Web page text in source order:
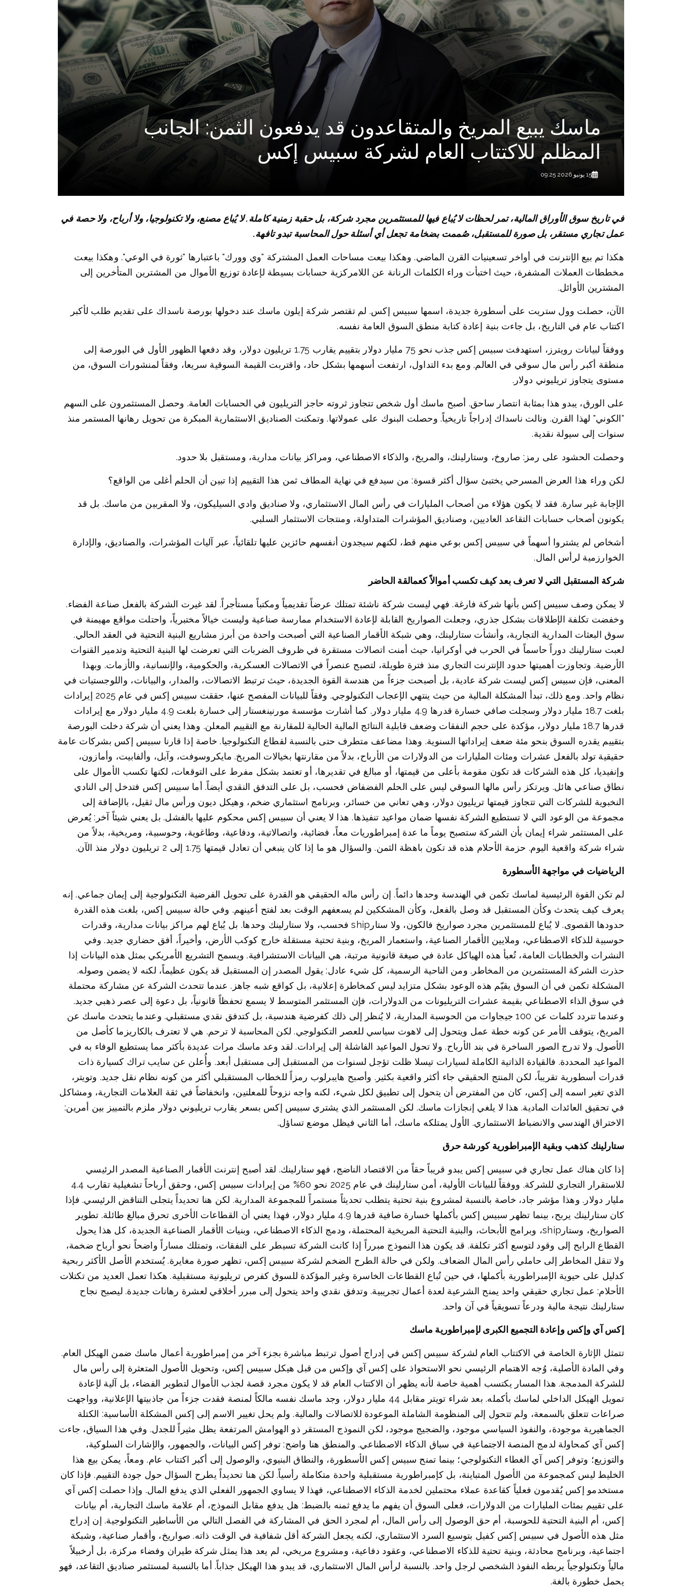
ماسك يبيع المريخ والمتقاعدون قد يدفعون الثمن: الجانب
المظلم للاكتتاب العام لشركة سبيس إكس
15 يونيو 2026 09:25
في تاريخ سوق الأوراق المالية، تمر لحظات لا يُباع فيها للمستثمرين مجرد شركة، بل حقبة زمنية كاملة. لا يُباع مصنع، ولا تكنولوجيا، ولا أرباح، ولا حصة في
عمل تجاري مستقر، بل صورة للمستقبل، صُممت بضخامة تجعل أي أسئلة حول المحاسبة تبدو تافهة.
هكذا تم بيع الإنترنت في أواخر تسعينيات القرن الماضي. وهكذا بيعت مساحات العمل المشتركة "وي وورك" باعتبارها "ثورة في الوعي". وهكذا بيعت
مخططات العملات المشفرة، حيث اختبأت وراء الكلمات الرنانة عن اللامركزية حسابات بسيطة لإعادة توزيع الأموال من المشترين المتأخرين إلى
المشترين الأوائل.
الآن، حصلت وول ستريت على أسطورة جديدة، اسمها سبيس إكس. لم تقتصر شركة إيلون ماسك عند دخولها بورصة ناسداك على تقديم طلب لأكبر
اكتتاب عام في التاريخ، بل جاءت بنية إعادة كتابة منطق السوق العامة نفسه.
ووفقاً لبيانات رويترز، استهدفت سبيس إكس جذب نحو 75 مليار دولار بتقييم يقارب 1.75 تريليون دولار، وقد دفعها الظهور الأول في البورصة إلى
منطقة أكبر رأس مال سوقي في العالم. ومع بدء التداول، ارتفعت أسهمها بشكل حاد، واقتربت القيمة السوقية سريعا، وفقاً لمنشورات السوق، من
مستوى يتجاوز تريليوني دولار.
على الورق، يبدو هذا بمثابة انتصار ساحق. أصبح ماسك أول شخص تتجاوز ثروته حاجز التريليون في الحسابات العامة. وحصل المستثمرون على السهم
"الكوني" لهذا القرن. ونالت ناسداك إدراجاً تاريخياً. وحصلت البنوك على عمولاتها. وتمكنت الصناديق الاستثمارية المبكرة من تحويل رهانها المستمر منذ
سنوات إلى سيولة نقدية.
وحصلت الحشود على رمز: صاروخ، وستارلينك، والمريخ، والذكاء الاصطناعي، ومراكز بيانات مدارية، ومستقبل بلا حدود.
لكن وراء هذا العرض المسرحي يختبئ سؤال أكثر قسوة: من سيدفع في نهاية المطاف ثمن هذا التقييم إذا تبين أن الحلم أغلى من الواقع؟
الإجابة غير سارة. فقد لا يكون هؤلاء من أصحاب المليارات في رأس المال الاستثماري، ولا صناديق وادي السيليكون، ولا المقربين من ماسك. بل قد
يكونون أصحاب حسابات التقاعد العاديين، وصناديق المؤشرات المتداولة، ومنتجات الاستثمار السلبي.
أشخاص لم يشتروا أسهماً في سبيس إكس بوعي منهم قط، لكنهم سيجدون أنفسهم حائزين عليها تلقائياً، عبر آليات المؤشرات، والصناديق، والإدارة
الخوارزمية لرأس المال.
شركة المستقبل التي لا تعرف بعد كيف تكسب أموالاً كعمالقة الحاضر
لا يمكن وصف سبيس إكس بأنها شركة فارغة. فهي ليست شركة ناشئة تمتلك عرضاً تقديمياً ومكتباً مستأجراً. لقد غيرت الشركة بالفعل صناعة الفضاء.
وخفضت تكلفة الإطلاقات بشكل جذري، وجعلت الصواريخ القابلة لإعادة الاستخدام ممارسة صناعية وليست خيالاً مختبرياً، واحتلت مواقع مهيمنة في
سوق البعثات المدارية التجارية، وأنشأت ستارلينك، وهي شبكة الأقمار الصناعية التي أصبحت واحدة من أبرز مشاريع البنية التحتية في العقد الحالي.
لعبت ستارلينك دوراً حاسماً في الحرب في أوكرانيا، حيث أمنت اتصالات مستقرة في ظروف الضربات التي تعرضت لها البنية التحتية وتدمير القنوات
الأرضية. وتجاوزت أهميتها حدود الإنترنت التجاري منذ فترة طويلة، لتصبح عنصراً في الاتصالات العسكرية، والحكومية، والإنسانية، والأزمات. وبهذا
المعنى، فإن سبيس إكس ليست شركة عادية، بل أصبحت جزءاً من هندسة القوة الجديدة، حيث ترتبط الاتصالات، والمدار، والبيانات، واللوجستيات في
نظام واحد. ومع ذلك، تبدأ المشكلة المالية من حيث ينتهي الإعجاب التكنولوجي. وفقاً للبيانات المفصح عنها، حققت سبيس إكس في عام 2025 إيرادات
بلغت 18.7 مليار دولار وسجلت صافي خسارة قدرها 4.9 مليار دولار. كما أشارت مؤسسة مورنينغستار إلى خسارة بلغت 4.9 مليار دولار مع إيرادات
قدرها 18.7 مليار دولار، مؤكدة على حجم النفقات وضعف قابلية النتائج المالية الحالية للمقارنة مع التقييم المعلن. وهذا يعني أن شركة دخلت البورصة
بتقييم يقدره السوق بنحو مئة ضعف إيراداتها السنوية. وهذا مضاعف متطرف حتى بالنسبة لقطاع التكنولوجيا. خاصة إذا قارنا سبيس إكس بشركات عامة
حقيقية تولد بالفعل عشرات ومئات المليارات من الدولارات من الأرباح، بدلاً من مقارنتها بخيالات المريخ. مايكروسوفت، وآبل، وألفابيت، وأمازون،
وإنفيديا، كل هذه الشركات قد تكون مقومة بأعلى من قيمتها، أو مبالغ في تقديرها، أو تعتمد بشكل مفرط على التوقعات، لكنها تكسب الأموال على
نطاق صناعي هائل. ويرتكز رأس مالها السوقي ليس على الحلم الفضفاض فحسب، بل على التدفق النقدي أيضاً. أما سبيس إكس فتدخل إلى النادي
النخبوية للشركات التي تتجاوز قيمتها تريليون دولار، وهي تعاني من خسائر، وبرنامج استثماري ضخم، وهيكل ديون ورأس مال ثقيل، بالإضافة إلى
مجموعة من الوعود التي لا تستطيع الشركة نفسها ضمان مواعيد تنفيذها. هذا لا يعني أن سبيس إكس محكوم عليها بالفشل. بل يعني شيئاً آخر: يُعرض
على المستثمر شراء إيمان بأن الشركة ستصبح يوماً ما عدة إمبراطوريات معاً، فضائية، واتصالاتية، ودفاعية، وطاغوية، وحوسبية، ومريخية، بدلاً من
شراء شركة واقعية اليوم. حزمة الأحلام هذه قد تكون باهظة الثمن. والسؤال هو ما إذا كان ينبغي أن تعادل قيمتها 1.75 إلى 2 تريليون دولار منذ الآن.
الرياضيات في مواجهة الأسطورة
لم تكن القوة الرئيسية لماسك تكمن في الهندسة وحدها دائماً. إن رأس ماله الحقيقي هو القدرة على تحويل الفرضية التكنولوجية إلى إيمان جماعي. إنه
يعرف كيف يتحدث وكأن المستقبل قد وصل بالفعل، وكأن المشككين لم يسعفهم الوقت بعد لفتح أعينهم. وفي حالة سبيس إكس، بلغت هذه القدرة
حدودها القصوى. لا يُباع للمستثمرين مجرد صواريخ فالكون، ولا ستارship فحسب، ولا ستارلينك وحدها. بل يُباع لهم مراكز بيانات مدارية، وقدرات
حوسبية للذكاء الاصطناعي، وملايين الأقمار الصناعية، واستعمار المريخ، وبنية تحتية مستقلة خارج كوكب الأرض، وأخيراً، أفق حضاري جديد. وفي
النشرات والخطابات العامة، تُعبأ هذه الهياكل عادة في صيغة قانونية مرتبة، هي البيانات الاستشرافية. ويسمح التشريع الأمريكي بمثل هذه البيانات إذا
حذرت الشركة المستثمرين من المخاطر. ومن الناحية الرسمية، كل شيء عادل: يقول المصدر إن المستقبل قد يكون عظيماً، لكنه لا يضمن وصوله.
المشكلة تكمن في أن السوق يقيّم هذه الوعود بشكل متزايد ليس كمخاطرة إعلانية، بل كواقع شبه جاهز. عندما تتحدث الشركة عن مشاركة محتملة
في سوق الذاء الاصطناعي بقيمة عشرات التريليونات من الدولارات، فإن المستثمر المتوسط لا يسمع تحفظاً قانونياً، بل دعوة إلى عصر ذهبي جديد.
وعندما تتردد كلمات عن 100 جيجاوات من الحوسبة المدارية، لا يُنظر إلى ذلك كفرضية هندسية، بل كتدفق نقدي مستقبلي. وعندما يتحدث ماسك عن
المريخ، يتوقف الأمر عن كونه خطة عمل ويتحول إلى لاهوت سياسي للعصر التكنولوجي. لكن المحاسبة لا ترحم. هي لا تعترف بالكاريزما كأصل من
الأصول. ولا تدرج الصور الساخرة في بند الأرباح. ولا تحول المواعيد الفاشلة إلى إيرادات. لقد وعد ماسك مرات عديدة بأكثر مما يستطيع الوفاء به في
المواعيد المحددة. فالقيادة الذاتية الكاملة لسيارات تيسلا ظلت تؤجل لسنوات من المستقبل إلى مستقبل أبعد. وأُعلن عن سايب تراك كسيارة ذات
قدرات أسطورية تقريباً، لكن المنتج الحقيقي جاء أكثر واقعية بكثير. وأصبح هايبرلوب رمزاً للخطاب المستقبلي أكثر من كونه نظام نقل جديد. وتويتر،
الذي تغير اسمه إلى إكس، كان من المفترض أن يتحول إلى تطبيق لكل شيء، لكنه واجه نزوحاً للمعلنين، وانخفاضاً في ثقة العلامات التجارية، ومشاكل
في تحقيق العائدات المادية. هذا لا يلغي إنجازات ماسك. لكن المستثمر الذي يشتري سبيس إكس بسعر يقارب تريليوني دولار ملزم بالتمييز بين أمرين:
الاختراق الهندسي والانضباط الاستثماري. الأول يمتلكه ماسك، أما الثاني فيظل موضع تساؤل.
ستارلينك كذهب وبقية الإمبراطورية كورشة حرق
إذا كان هناك عمل تجاري في سبيس إكس يبدو قريباً حقاً من الاقتصاد الناضج، فهو ستارلينك. لقد أصبح إنترنت الأقمار الصناعية المصدر الرئيسي
للاستقرار التجاري للشركة. ووفقاً للبيانات الأولية، أمن ستارلينك في عام 2025 نحو 60% من إيرادات سبيس إكس، وحقق أرباحاً تشغيلية تقارب 4.4
مليار دولار. وهذا مؤشر جاد، خاصة بالنسبة لمشروع بنية تحتية يتطلب تحديثاً مستمراً للمجموعة المدارية. لكن هنا تحديداً يتجلى التناقض الرئيسي. فإذا
كان ستارلينك يربح، بينما تظهر سبيس إكس بأكملها خسارة صافية قدرها 4.9 مليار دولار، فهذا يعني أن القطاعات الأخرى تحرق مبالغ طائلة. تطوير
الصواريخ، وستارship، وبرامج الأبحاث، والبنية التحتية المريخية المحتملة، ودمج الذكاء الاصطناعي، وبنيات الأقمار الصناعية الجديدة، كل هذا يحول
القطاع الرابح إلى وقود لتوسع أكثر تكلفة. قد يكون هذا النموذج مبرراً إذا كانت الشركة تسيطر على النفقات، وتمتلك مساراً واضحاً نحو أرباح ضخمة،
ولا تنقل المخاطر إلى حاملي رأس المال الضعاف. ولكن في حالة الطرح الضخم لشركة سبيس إكس، تظهر صورة مغايرة. يُستخدم الأصل الأكثر ربحية
كدليل على حيوية الإمبراطورية بأكملها، في حين تُباع القطاعات الخاسرة وغير المؤكدة للسوق كفرص تريليونية مستقبلية. هكذا تعمل العديد من تكتلات
الأحلام: عمل تجاري حقيقي واحد يمنح الشرعية لعدة أعمال تجريبية. وتدفق نقدي واحد يتحول إلى مبرر أخلاقي لعشرة رهانات جديدة. ليصبح نجاح
ستارلينك نتيجة مالية ودرعاً تسويقياً في آن واحد.
إكس آي وإكس وإعادة التجميع الكبرى لإمبراطورية ماسك
تتمثل الإثارة الخاصة في الاكتتاب العام لشركة سبيس إكس في إدراج أصول ترتبط مباشرة بجزء آخر من إمبراطورية أعمال ماسك ضمن الهيكل العام.
وفي المادة الأصلية، وُجه الاهتمام الرئيسي نحو الاستحواذ على إكس آي وإكس من قبل هيكل سبيس إكس، وتحويل الأصول المتعثرة إلى رأس مال
للشركة المدمجة. هذا المسار يكتسب أهمية خاصة لأنه يظهر أن الاكتتاب العام قد لا يكون مجرد قصة لجذب الأموال لتطوير الفضاء، بل آلية لإعادة
تمويل الهيكل الداخلي لماسك بأكمله. بعد شراء تويتر مقابل 44 مليار دولار، وجد ماسك نفسه مالكاً لمنصة فقدت جزءاً من جاذبيتها الإعلانية، وواجهت
صراعات تتعلق بالسمعة، ولم تتحول إلى المنظومة الشاملة الموعودة للاتصالات والمالية. ولم يحل تغيير الاسم إلى إكس المشكلة الأساسية: الكتلة
الجماهيرية موجودة، والنفوذ السياسي موجود، والضجيج موجود، لكن النموذج المستقر ذو الهوامش المرتفعة يظل مثيراً للجدل. وفي هذا السياق، جاءت
إكس آي كمحاولة لدمج المنصة الاجتماعية في سباق الذكاء الاصطناعي. والمنطق هنا واضح: توفر إكس البيانات، والجمهور، والإشارات السلوكية،
والتوزيع؛ وتوفر إكس آي الغطاء التكنولوجي؛ بينما تمنح سبيس إكس الأسطورة، والنطاق البنيوي، والوصول إلى أكبر اكتتاب عام. ومعاً، يمكن بيع هذا
الخليط ليس كمجموعة من الأصول المتباينة، بل كإمبراطورية مستقبلية واحدة متكاملة رأسياً. لكن هنا تحديداً يطرح السؤال حول جودة التقييم. فإذا كان
مستخدمو إكس يُقدمون فعلياً كقاعدة عملاء محتملين لخدمة الذكاء الاصطناعي، فهذا لا يساوي الجمهور الفعلي الذي يدفع المال. وإذا حصلت إكس آي
على تقييم بمئات المليارات من الدولارات، فعلى السوق أن يفهم ما يدفع ثمنه بالضبط: هل يدفع مقابل النموذج، أم علامة ماسك التجارية، أم بيانات
إكس، أم البنية التحتية للحوسبة، أم حق الوصول إلى رأس المال، أم لمجرد الحق في المشاركة في الفصل التالي من الأساطير التكنولوجية. إن إدراج
مثل هذه الأصول في سبيس إكس كفيل بتوسيع السرد الاستثماري، لكنه يجعل الشركة أقل شفافية في الوقت ذاته. صواريخ، وأقمار صناعية، وشبكة
اجتماعية، وبرنامج محادثة، وبنية تحتية للذكاء الاصطناعي، وعقود دفاعية، ومشروع مريخي، لم يعد هذا يمثل شركة طيران وفضاء مركزة، بل أرخبيلاً
مالياً وتكنولوجياً يربطه النفوذ الشخصي لرجل واحد. بالنسبة لرأس المال الاستثماري، قد يبدو هذا الهيكل جذاباً. أما بالنسبة لمستثمر صناديق التقاعد، فهو
يحمل خطورة بالغة.